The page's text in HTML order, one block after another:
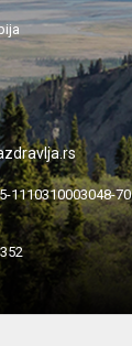
1110310003048-70